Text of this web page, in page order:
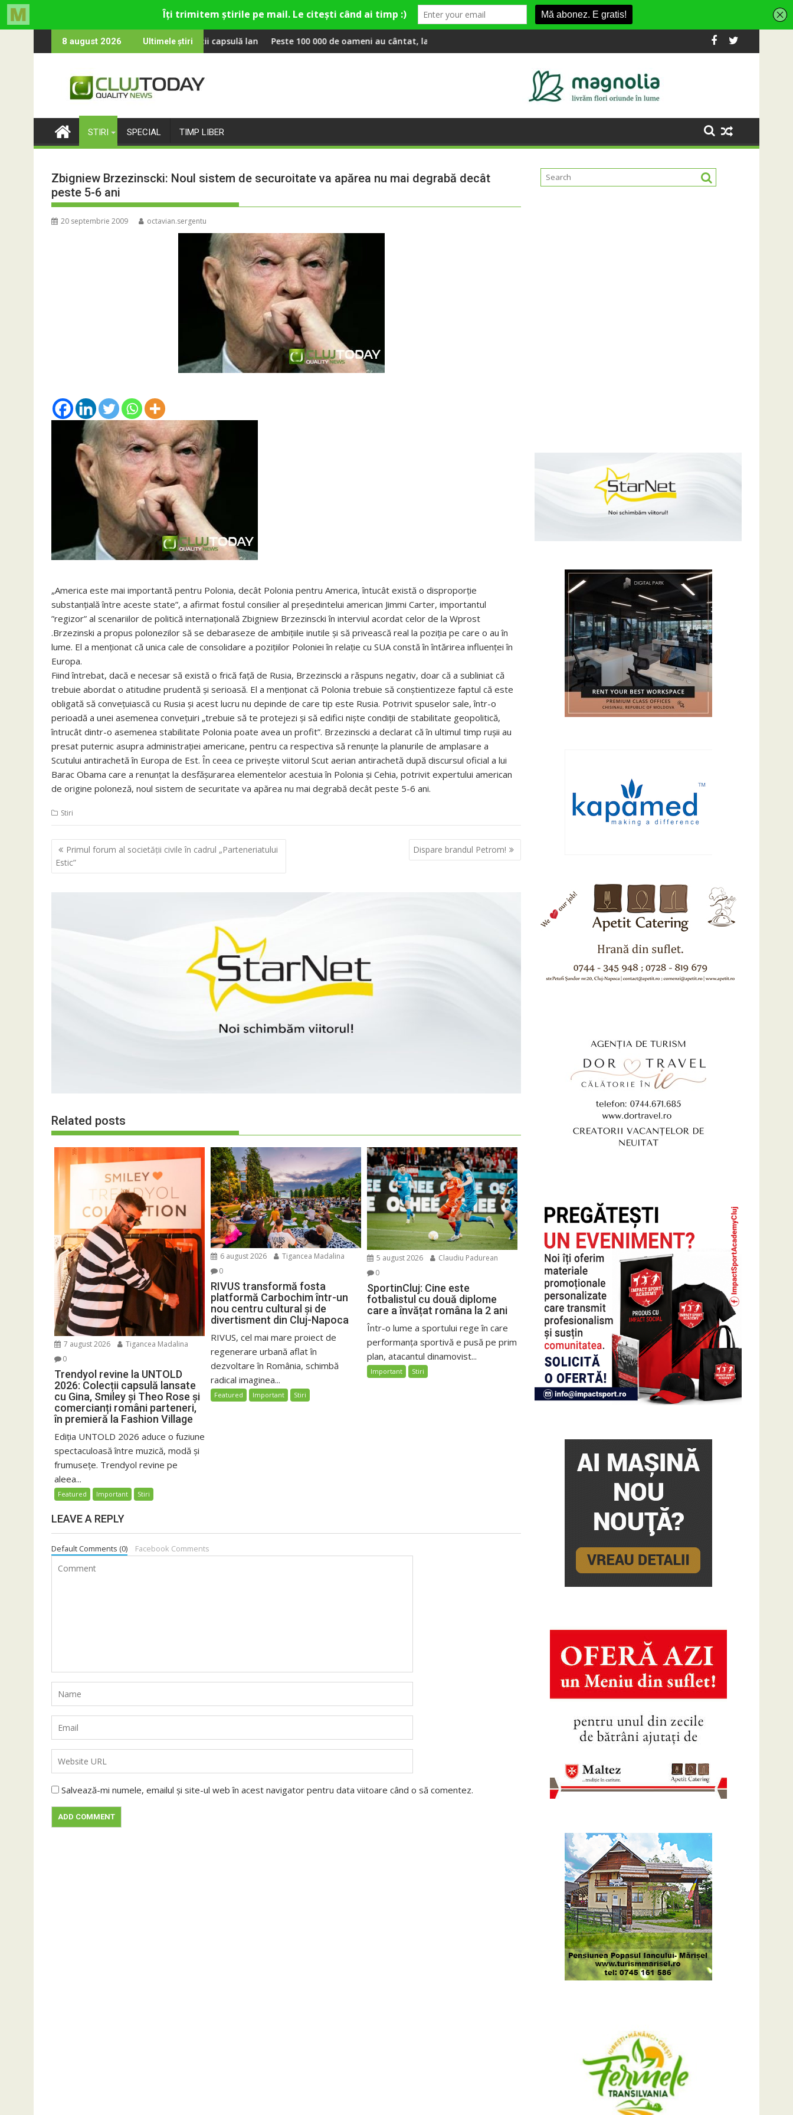
to
8 august 2026 Ultimele știri
la UNTOLD 2026: Colecții capsulă lansate cu Gina, Smiley și Theo Rose și comercianți români parteneri, în premieră la Fashion Village
Peste 100 000 de oameni au cântat, la Untold, împreună cu StingRIVUS transformă fosta platformă Carbochim într-un nou centru cultural și de
Când luna devine o întrebare
STIRI SPECIAL TIMP LIBER
Zbigniew Brzezinscki: Noul sistem de securoitate va apărea nu mai degrabă decât
peste 5-6 ani
20 septembrie 2009 octavian.sergentu
„America este mai importantă pentru Polonia, decât Polonia pentru America, întucât există o disproporţie
substanţială între aceste state”, a afirmat fostul consilier al preşedintelui american Jimmi Carter, importantul
”regizor” al scenariilor de politică internațională Zbigniew Brzezinscki în interviul acordat celor de la Wprost
.Brzezinski a propus polonezilor să se debaraseze de ambiţiile inutile şi să privească real la poziţia pe care o au în
lume. El a menţionat că unica cale de consolidare a poziţiilor Poloniei în relaţie cu SUA constă în întărirea influenţei în
Europa.
Fiind întrebat, dacă e necesar să există o frică faţă de Rusia, Brzezinscki a răspuns negativ, doar că a subliniat că
trebuie abordat o atitudine prudentă şi serioasă. El a menţionat că Polonia trebuie să conştientizeze faptul că este
obligată să conveţuiască cu Rusia şi acest lucru nu depinde de care tip este Rusia. Potrivit spuselor sale, într-o
perioadă a unei asemenea conveţuiri „trebuie să te protejezi şi să edifici nişte condiţii de stabilitate geopolitică,
întrucât dintr-o asemenea stabilitate Polonia poate avea un profit”. Brzezinscki a declarat că în ultimul timp ruşii au
presat puternic asupra administraţiei americane, pentru ca respectiva să renunţe la planurile de amplasare a
Scutului antirachetă în Europa de Est. În ceea ce priveşte viitorul Scut aerian antirachetă după discursul oficial a lui
Barac Obama care a renunţat la desfăşurarea elementelor acestuia în Polonia şi Cehia, potrivit expertului american
de origine poloneză, noul sistem de securitate va apărea nu mai degrabă decât peste 5-6 ani.
Stiri
Navigare
în
articole
Primul forum al societăţii civile în cadrul „Parteneriatului
Estic”
Dispare brandul Petrom!
Related posts
7 august 2026
Tigancea Madalina
0
Trendyol revine la UNTOLD
2026: Colecții capsulă lansate
cu Gina, Smiley și Theo Rose și
comercianți români parteneri,
în premieră la Fashion Village
Ediția UNTOLD 2026 aduce o fuziune
spectaculoasă între muzică, modă și
frumusețe. Trendyol revine pe
aleea...
Featured Important Stiri
6 august 2026
Tigancea Madalina
0
RIVUS transformă fosta
platformă Carbochim într-un
nou centru cultural și de
divertisment din Cluj-Napoca
RIVUS, cel mai mare proiect de
regenerare urbană aflat în
dezvoltare în România, schimbă
radical imaginea...
Featured Important Stiri
5 august 2026
Claudiu Padurean
0
SportinCluj: Cine este
fotbalistul cu două diplome
care a învățat româna la 2 ani
Într-o lume a sportului rege în care
performanța sportivă e pusă pe prim
plan, atacantul dinamovist...
Important Stiri
LEAVE A REPLY
Default Comments (0) Facebook Comments
Salvează-mi numele, emailul și site-ul web în acest navigator pentru data viitoare când o să comentez.